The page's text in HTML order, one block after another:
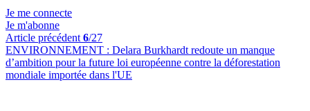
Je me connecte
Je m'abonne
Article précédent 6/27
ENVIRONNEMENT : Delara Burkhardt redoute un manque
d’ambition pour la future loi européenne contre la déforestation
mondiale importée dans l'UE